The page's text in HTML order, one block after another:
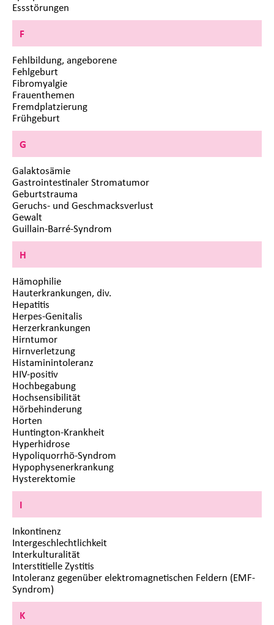
Essstörungen
F
Fehlbildung, angeborene
Fehlgeburt
Fibromyalgie
Frauenthemen
Fremdplatzierung
Frühgeburt
G
Galaktosämie
Gastrointestinaler Stromatumor
Geburtstrauma
Geruchs- und Geschmacksverlust
Gewalt
Guillain-Barré-Syndrom
H
Hämophilie
Hauterkrankungen, div.
Hepatitis
Herpes-Genitalis
Herzerkrankungen
Hirntumor
Hirnverletzung
Histaminintoleranz
HIV-positiv
Hochbegabung
Hochsensibilität
Hörbehinderung
Horten
Huntington-Krankheit
Hyperhidrose
Hypoliquorrhö-Syndrom
Hypophysenerkrankung
Hysterektomie
I
Inkontinenz
Intergeschlechtlichkeit
Interkulturalität
Interstitielle Zystitis
Intoleranz gegenüber elektromagnetischen Feldern (EMF-
Syndrom)
K